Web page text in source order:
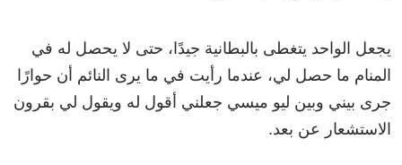
يجعل الواحد يتغطى بالبطانية جيدًا، حتى لا يحصل له في
المنام ما حصل لي، عندما رأيت في ما يرى النائم أن حوارًا
جرى بيني وبين ليو ميسي جعلني أقول له ويقول لي بقرون
الاستشعار عن بعد.